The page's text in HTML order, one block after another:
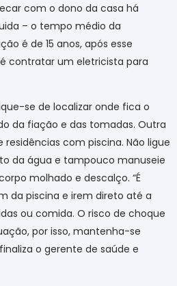
com o dono da casa há
– o tempo médio da
é de 15 anos, após esse
contratar um eletricista para
se de localizar onde fica o
da fiação e das tomadas. Outra
com piscina. Não ligue
da água e tampouco manuseie
molhado e descalço. “É
da piscina e irem direto até a
ou comida. O risco de choque
por isso, mantenha-se
o gerente de saúde e